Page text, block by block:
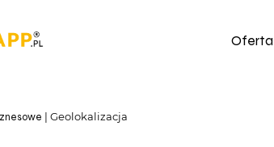
Oferta
Geolokalizacja